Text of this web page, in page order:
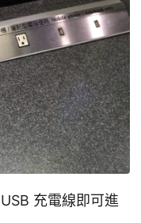
充電線即可進